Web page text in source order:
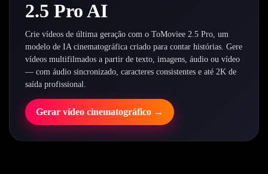
2.5 Pro AI
Crie vídeos de última geração com o ToMoviee 2.5 Pro, um
modelo de IA cinematográfica criado para contar histórias. Gere
vídeos multifilmados a partir de texto, imagens, áudio ou vídeo
— com áudio sincronizado, caracteres consistentes e até 2K de
saída profissional.
Gerar vídeo cinematográfico →